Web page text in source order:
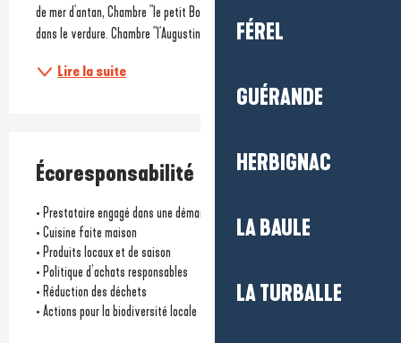
FÉREL
GUÉRANDE
HERBIGNAC
LA BAULE
LA TURBALLE
de mer d'antan, Chambre "le petit Bois", spacieuse et lumineuse nichée
dans le verdure. Chambre "l'Augustine",baignée...
Lire la suite
Écoresponsabilité
• Prestataire engagé dans une démarche écoresponsable
• Cuisine faite maison
• Produits locaux et de saison
• Politique d’achats responsables
• Réduction des déchets
• Actions pour la biodiversité locale